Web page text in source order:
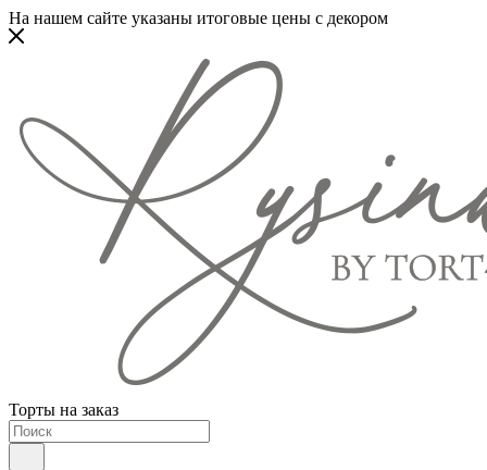
На нашем сайте указаны итоговые цены с декором
Торты на заказ